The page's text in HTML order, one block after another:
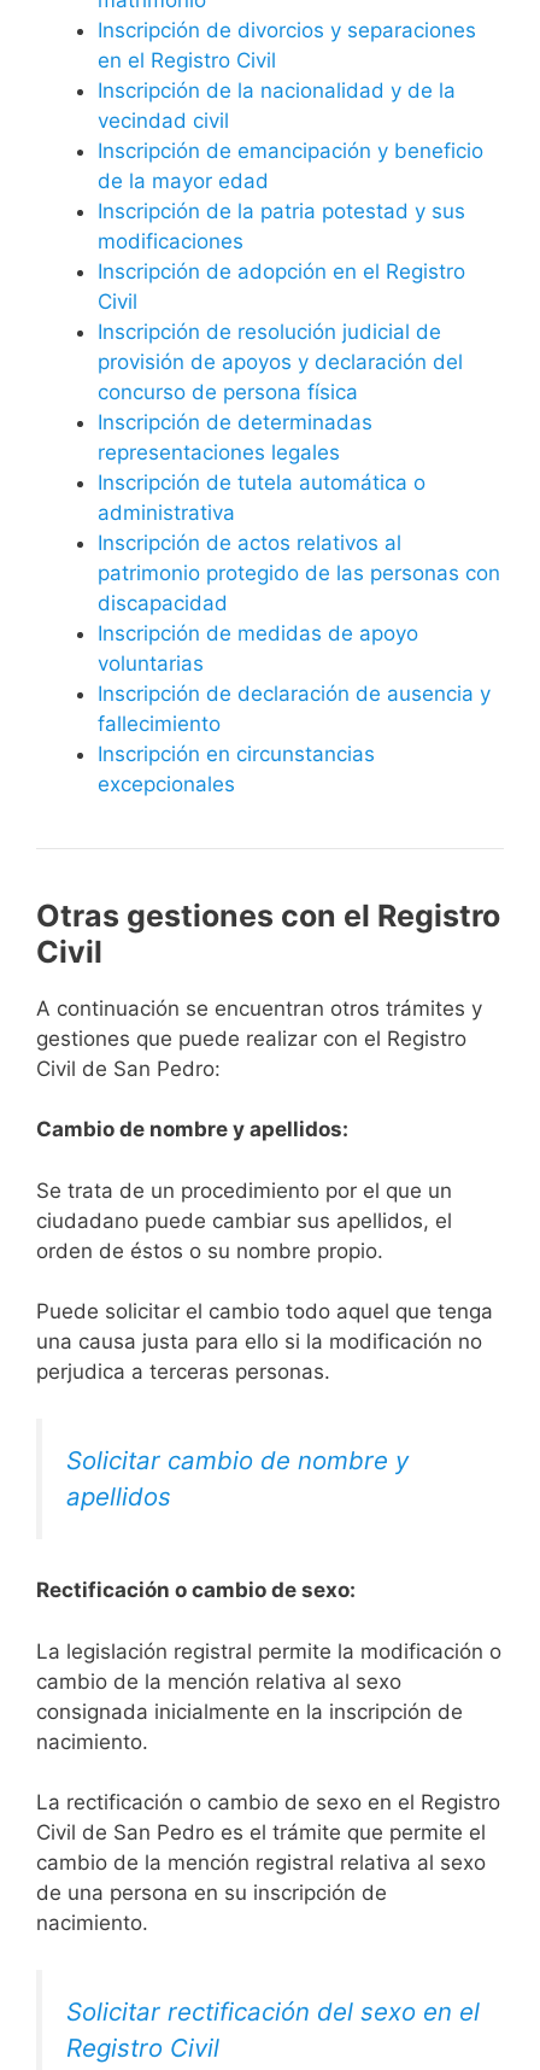
Inscripción de divorcios y separaciones
en el Registro Civil
Inscripción de la nacionalidad y de la
vecindad civil
Inscripción de emancipación y beneficio
de la mayor edad
Inscripción de la patria potestad y sus
modificaciones
Inscripción de adopción en el Registro
Civil
Inscripción de resolución judicial de
provisión de apoyos y declaración del
concurso de persona física
Inscripción de determinadas
representaciones legales
Inscripción de tutela automática o
administrativa
Inscripción de actos relativos al
patrimonio protegido de las personas con
discapacidad
Inscripción de medidas de apoyo
voluntarias
Inscripción de declaración de ausencia y
fallecimiento
Inscripción en circunstancias
excepcionales
Otras gestiones con el Registro
Civil
A continuación se encuentran otros trámites y
gestiones que puede realizar con el Registro
Civil de San Pedro:
Cambio de nombre y apellidos:
Se trata de un procedimiento por el que un
ciudadano puede cambiar sus apellidos, el
orden de éstos o su nombre propio.
Puede solicitar el cambio todo aquel que tenga
una causa justa para ello si la modificación no
perjudica a terceras personas.
Solicitar cambio de nombre y
apellidos
Rectificación o cambio de sexo:
La legislación registral permite la modificación o
cambio de la mención relativa al sexo
consignada inicialmente en la inscripción de
nacimiento.
La rectificación o cambio de sexo en el Registro
Civil de San Pedro es el trámite que permite el
cambio de la mención registral relativa al sexo
de una persona en su inscripción de
nacimiento.
Solicitar rectificación del sexo en el
Registro Civil